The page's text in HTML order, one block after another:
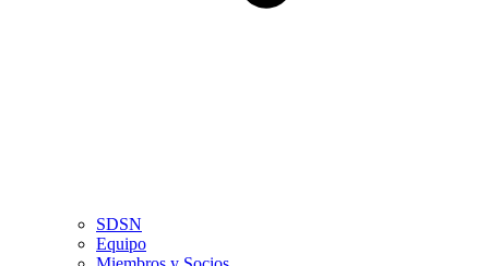
SDSN
Equipo